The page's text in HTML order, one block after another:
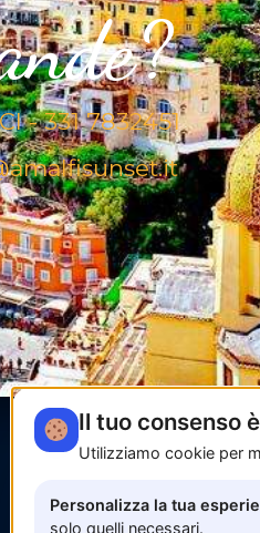
- 331 7832451
Il tuo consenso
Utilizziamo cookie per
Personalizza la tua
solo quelli necessari.